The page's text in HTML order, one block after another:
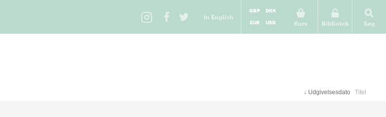
In English
Kurv
GBP
DKK
EUR
USD Bibliotek Søg
↓ Udgivelsesdato Titel